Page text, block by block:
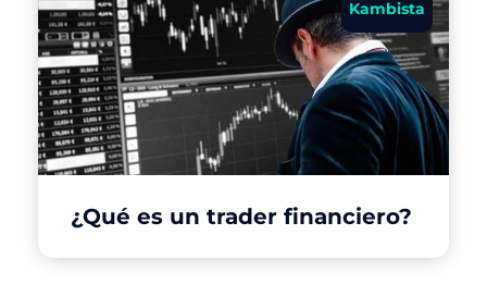
Kambista
¿Qué es un trader financiero?